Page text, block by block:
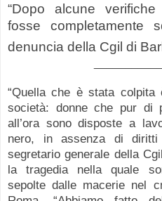
“Dopo alcune
fosse completamente
denuncia della Cgil di
“Quella che è stata
società: donne che pur di
all’ora sono disposte a
nero, in assenza di
segretario generale della
la tragedia nella quale
sepolte dalle macerie nel